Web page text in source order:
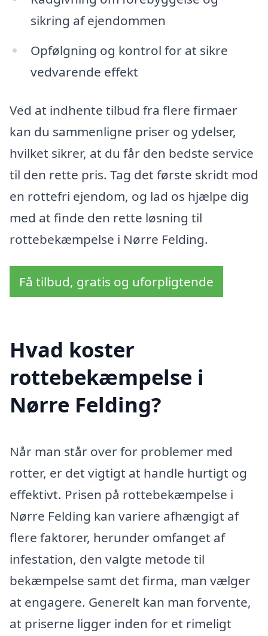
sikring af ejendommen
Opfølgning og kontrol for at sikre
vedvarende effekt
Ved at indhente tilbud fra flere firmaer
kan du sammenligne priser og ydelser,
hvilket sikrer, at du får den bedste service
til den rette pris. Tag det første skridt mod
en rottefri ejendom, og lad os hjælpe dig
med at finde den rette løsning til
rottebekæmpelse i Nørre Felding.
Få tilbud, gratis og uforpligtende
Hvad koster
rottebekæmpelse i
Nørre Felding?
Når man står over for problemer med
rotter, er det vigtigt at handle hurtigt og
effektivt. Prisen på rottebekæmpelse i
Nørre Felding kan variere afhængigt af
flere faktorer, herunder omfanget af
infestation, den valgte metode til
bekæmpelse samt det firma, man vælger
at engagere. Generelt kan man forvente,
at priserne ligger inden for et rimeligt